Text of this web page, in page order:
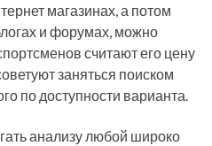
магазинах, а потом
и форумах, можно
считают его цену
заняться поиском
по доступности варианта.
анализу любой широко